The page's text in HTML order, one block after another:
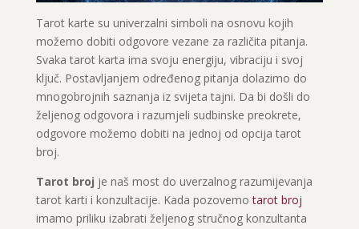
Tarot karte su univerzalni simboli na osnovu kojih
možemo dobiti odgovore vezane za različita pitanja.
Svaka tarot karta ima svoju energiju, vibraciju i svoj
ključ. Postavljanjem određenog pitanja dolazimo do
mnogobrojnih saznanja iz svijeta tajni. Da bi došli do
željenog odgovora i razumjeli sudbinske preokrete,
odgovore možemo dobiti na jednoj od opcija tarot
broj.
Tarot broj je naš most do uverzalnog razumijevanja
tarot karti i konzultacije. Kada pozovemotarot broj
imamo priliku izabrati željenog stručnog konzultanta